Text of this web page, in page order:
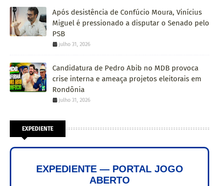
Após desistência de Confúcio Moura, Vinícius
Miguel é pressionado a disputar o Senado pelo
PSB
julho 31, 2026
Candidatura de Pedro Abib no MDB provoca
crise interna e ameaça projetos eleitorais em
Rondônia
julho 31, 2026
EXPEDIENTE
EXPEDIENTE — PORTAL JOGO
ABERTO